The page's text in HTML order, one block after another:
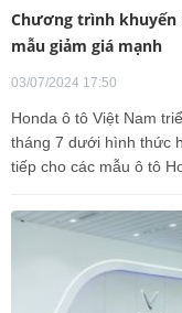
Chương trình khuyến
mẫu giảm giá mạnh
03/07/2024 17:50
Honda ô tô Việt Nam
tháng 7 dưới hình thức
tiếp cho các mẫu ô tô